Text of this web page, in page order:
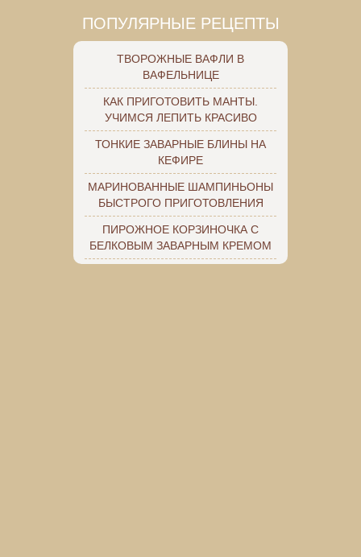
ПОПУЛЯРНЫЕ РЕЦЕПТЫ
ТВОРОЖНЫЕ ВАФЛИ В
ВАФЕЛЬНИЦЕ
КАК ПРИГОТОВИТЬ МАНТЫ.
УЧИМСЯ ЛЕПИТЬ КРАСИВО
ТОНКИЕ ЗАВАРНЫЕ БЛИНЫ НА
КЕФИРЕ
МАРИНОВАННЫЕ ШАМПИНЬОНЫ
БЫСТРОГО ПРИГОТОВЛЕНИЯ
ПИРОЖНОЕ КОРЗИНОЧКА С
БЕЛКОВЫМ ЗАВАРНЫМ КРЕМОМ